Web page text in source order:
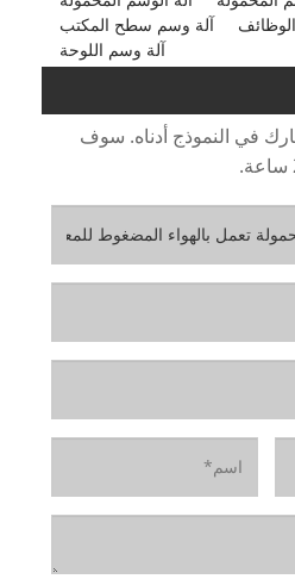
آلة وسم سطح المكتب
آلة وسم اللوحة
في النموذج أدناه. سوف